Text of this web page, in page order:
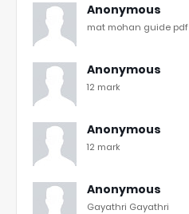
Anonymous
mat mohan guide pdf
Anonymous
12 mark
Anonymous
12 mark
Anonymous
Gayathri Gayathri